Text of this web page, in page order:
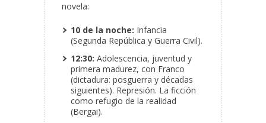
novela:
10 de la noche: Infancia
(Segunda República y Guerra Civil).
12:30: Adolescencia, juventud y
primera madurez, con Franco
(dictadura: posguerra y décadas
siguientes). Represión. La ficción
como refugio de la realidad
(Bergai).